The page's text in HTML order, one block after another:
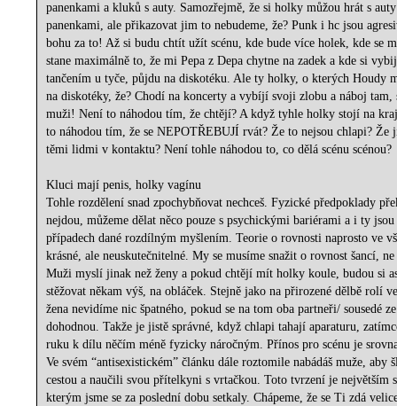
panenkami a kluků s auty. Samozřejmě, že si holky můžou hrát s
panenkami, ale přikazovat jim to nebudeme, že? Punk i hc jsou
bohu za to! Až si budu chtít užít scénu, kde bude více holek, kde se
stane maximálně to, že mi Pepa z Depa chytne na zadek a kde si
tančením u tyče, půjdu na diskotéku. Ale ty holky, o kterých Houdy
na diskotéky, že? Chodí na koncerty a vybíjí svoji zlobu a náboj tam,
muži! Není to náhodou tím, že chtějí? A když tyhle holky stojí na
to náhodou tím, že se NEPOTŘEBUJÍ rvát? Že to nejsou chlapi? Že
těmi lidmi v kontaktu? Není tohle náhodou to, co dělá scénu scénou?
Kluci mají penis, holky vagínu
Tohle rozdělení snad zpochybňovat nechceš. Fyzické předpoklady
nejdou, můžeme dělat něco pouze s psychickými bariérami a i ty
případech dané rozdílným myšlením. Teorie o rovnosti naprosto ve
krásné, ale neuskutečnitelné. My se musíme snažit o rovnost šancí,
Muži myslí jinak než ženy a pokud chtějí mít holky koule, budou si
stěžovat někam výš, na obláček. Stejně jako na přirozené dělbě rolí
žena nevidíme nic špatného, pokud se na tom oba partneři/ sousedé
dohodnou. Takže je jistě správné, když chlapi tahají aparaturu,
ruku k dílu něčím méně fyzicky náročným. Přínos pro scénu je
Ve svém “antisexistickém” článku dále roztomile nabádáš muže, aby
cestou a naučili svou přítelkyni s vrtačkou. Toto tvrzení je největším
kterým jsme se za poslední dobu setkaly. Chápeme, že se Ti zdá